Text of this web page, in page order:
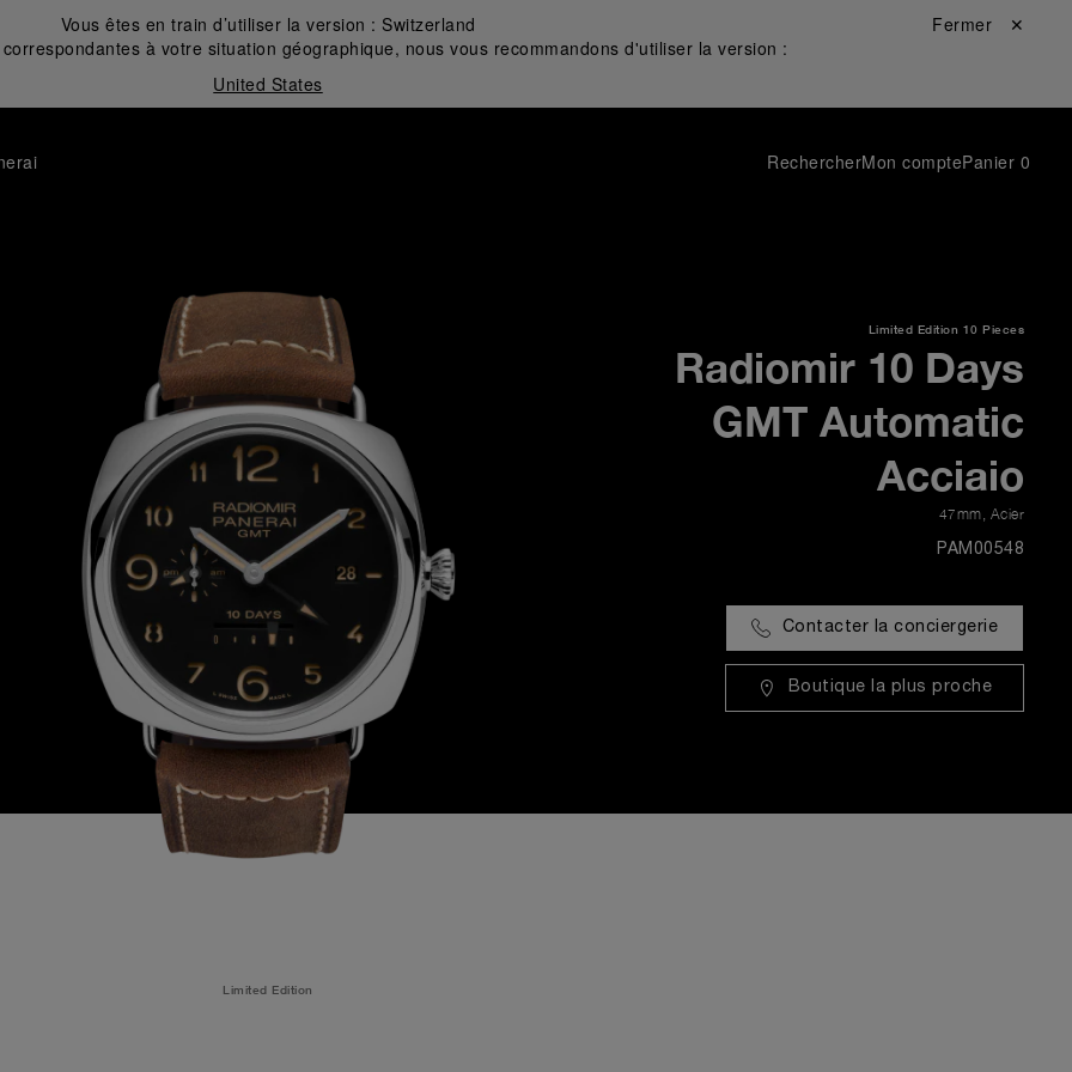
Vous êtes en train d’utiliser la version : Switzerland
à votre situation géographique, nous vous recommandons d'utiliser la version :
United States
Fermer ✕
RechercherMon comptePanier 0
Limited Edition 10 Pieces
Radiomir 10 Days
GMT Automatic
Acciaio
47mm, Acier
PAM00548
Contacter la conciergerie
Boutique la plus proche
Limited Edition